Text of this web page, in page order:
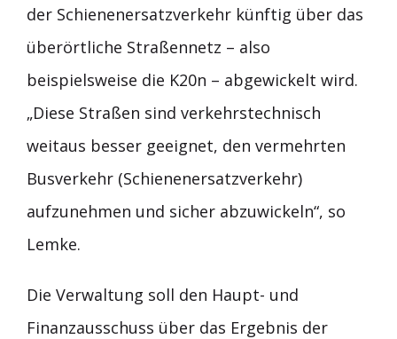
der Schienenersatzverkehr künftig über das
überörtliche Straßennetz – also
beispielsweise die K20n – abgewickelt wird.
„Diese Straßen sind verkehrstechnisch
weitaus besser geeignet, den vermehrten
Busverkehr (Schienenersatzverkehr)
aufzunehmen und sicher abzuwickeln“, so
Lemke.
Die Verwaltung soll den Haupt- und
Finanzausschuss über das Ergebnis der